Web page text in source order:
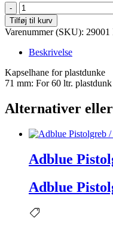
-
Kapselhane,
71MM
antal
Tilføj til kurv
Varenummer (SKU): 29001
Beskrivelse
Kapselhane for plastdunke
71 mm: For 60 ltr. plastdunk
Alternativer
Adblue
Adblue